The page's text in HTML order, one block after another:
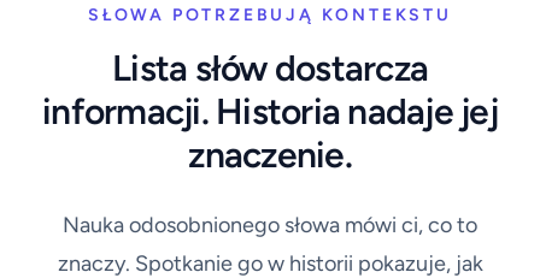
SŁOWA POTRZEBUJĄ KONTEKSTU
Lista słów dostarcza
informacji. Historia nadaje jej
znaczenie.
Nauka odosobnionego słowa mówi ci, co to
znaczy. Spotkanie go w historii pokazuje, jak